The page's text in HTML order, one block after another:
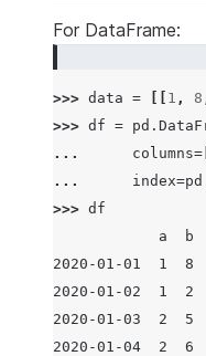
For DataFrame:
>>> data = 1 , 8
>>> df = pd .
...
columns=
...
index=pd
>>> df
a  b
2020-01-01  1  8
2020-01-02  1  2
2020-01-03  2  5
2020-01-04  2  6